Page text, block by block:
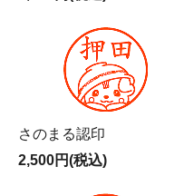
さのまる認印
2,500円(税込)